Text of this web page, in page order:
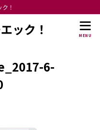
！
ック！ MENU
6-